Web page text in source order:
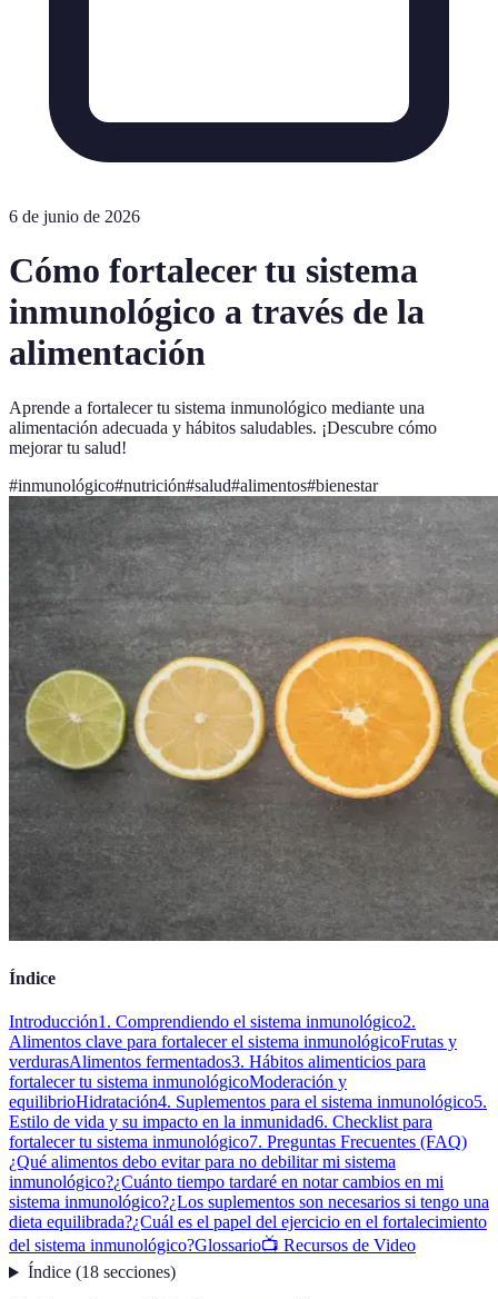
6 de junio de 2026
Cómo fortalecer tu sistema
inmunológico a través de la
alimentación
Aprende a fortalecer tu sistema inmunológico mediante una
alimentación adecuada y hábitos saludables. ¡Descubre cómo
mejorar tu salud!
#inmunológico#nutrición#salud#alimentos#bienestar
Índice
Introducción1. Comprendiendo el sistema inmunológico2.
Alimentos clave para fortalecer el sistema inmunológicoFrutas y
verdurasAlimentos fermentados3. Hábitos alimenticios para
fortalecer tu sistema inmunológicoModeración y
equilibrioHidratación4. Suplementos para el sistema inmunológico5.
Estilo de vida y su impacto en la inmunidad6. Checklist para
fortalecer tu sistema inmunológico7. Preguntas Frecuentes (FAQ)
¿Qué alimentos debo evitar para no debilitar mi sistema
inmunológico?¿Cuánto tiempo tardaré en notar cambios en mi
sistema inmunológico?¿Los suplementos son necesarios si tengo una
dieta equilibrada?¿Cuál es el papel del ejercicio en el fortalecimiento
del sistema inmunológico?Glossario📺 Recursos de Video
Índice(18 secciones)